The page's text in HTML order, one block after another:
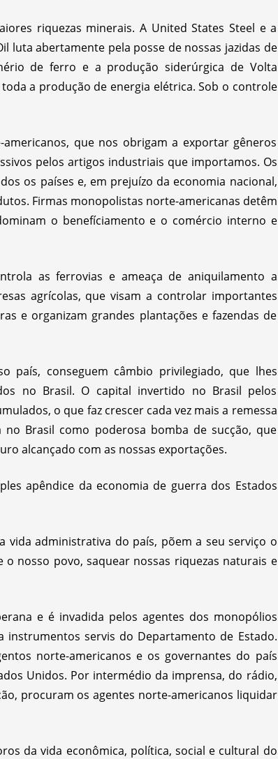
riquezas minerais. A United States Steel e a
luta abertamente pela posse de nossas jazidas de
de ferro e a produção siderúrgica de Volta
a produção de energia elétrica. Sob o controle
que nos obrigam a exportar gêneros
pelos artigos industriais que importamos. Os
os países e, em prejuízo da economia nacional,
Firmas monopolistas norte-americanas detêm
o benefíciamento e o comércio interno e
as ferrovias e ameaça de aniquilamento a
agrícolas, que visam a controlar importantes
e organizam grandes plantações e fazendas de
país, conseguem câmbio privilegiado, que lhes
no Brasil. O capital invertido no Brasil pelos
o que faz crescer cada vez mais a remessa
Brasil como poderosa bomba de sucção, que
alcançado com as nossas exportações.
apêndice da economia de guerra dos Estados
administrativa do país, põem a seu serviço o
nosso povo, saquear nossas riquezas naturais e
e é invadida pelos agentes dos monopólios
instrumentos servis do Departamento de Estado.
norte-americanos e os governantes do país
Unidos. Por intermédio da imprensa, do rádio,
procuram os agentes norte-americanos liquidar
da vida econômica, política, social e cultural do